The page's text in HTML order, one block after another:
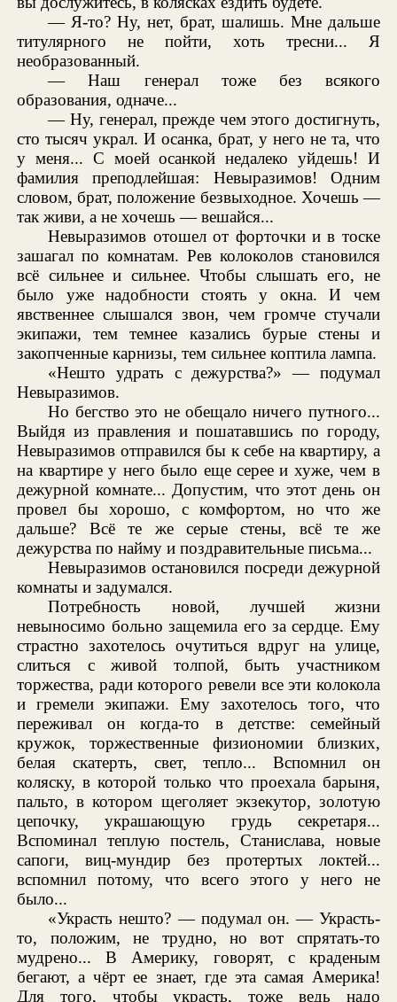
— Я-то? Ну, нет, брат, шалишь. Мне дальше
титулярного не пойти, хоть тресни... Я
необразованный.
— Наш генерал тоже без всякого
образования, одначе...
— Ну, генерал, прежде чем этого достигнуть,
сто тысяч украл. И осанка, брат, у него не та, что
у меня... С моей осанкой недалеко уйдешь! И
фамилия преподлейшая: Невыразимов! Одним
словом, брат, положение безвыходное. Хочешь —
так живи, а не хочешь — вешайся...
Невыразимов отошел от форточки и в тоске
зашагал по комнатам. Рев колоколов становился
всё сильнее и сильнее. Чтобы слышать его, не
было уже надобности стоять у окна. И чем
явственнее слышался звон, чем громче стучали
экипажи, тем темнее казались бурые стены и
закопченные карнизы, тем сильнее коптила лампа.
«Нешто удрать с дежурства?» — подумал
Невыразимов.
Но бегство это не обещало ничего путного...
Выйдя из правления и пошатавшись по городу,
Невыразимов отправился бы к себе на квартиру, а
на квартире у него было еще серее и хуже, чем в
дежурной комнате... Допустим, что этот день он
провел бы хорошо, с комфортом, но что же
дальше? Всё те же серые стены, всё те же
дежурства по найму и поздравительные письма...
Невыразимов остановился посреди дежурной
комнаты и задумался.
Потребность новой, лучшей жизни
невыносимо больно защемила его за сердце. Ему
страстно захотелось очутиться вдруг на улице,
слиться с живой толпой, быть участником
торжества, ради которого ревели все эти колокола
и гремели экипажи. Ему захотелось того, что
переживал он когда-то в детстве: семейный
кружок, торжественные физиономии близких,
белая скатерть, свет, тепло... Вспомнил он
коляску, в которой только что проехала барыня,
пальто, в котором щеголяет экзекутор, золотую
цепочку, украшающую грудь секретаря...
Вспоминал теплую постель, Станислава, новые
сапоги, виц-мундир без протертых локтей...
вспомнил потому, что всего этого у него не
было...
«Украсть нешто? — подумал он. — Украсть-
то, положим, не трудно, но вот спрятать-то
мудрено... В Америку, говорят, с краденым
бегают, а чёрт ее знает, где эта самая Америка!
Для того, чтобы украсть, тоже ведь надо